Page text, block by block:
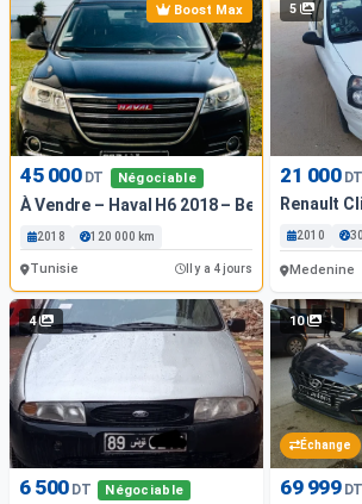
Boost Max
45 000 DT Négociable
À Vendre – Haval H6 2018 – Ben Arous
2018 120 000 km
Tunisie Il y a 4 jours
5
21 000 DT
Renault
2010
Medenine
4
6 500 DT Négociable
10
Échange
69 999 DT